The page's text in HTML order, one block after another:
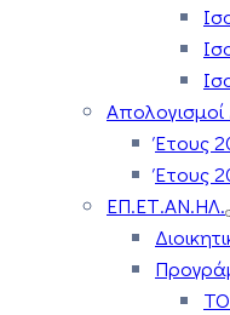
Έτους
Έτους
ΕΠ.ΕΤ.ΑΝ.ΗΛ.